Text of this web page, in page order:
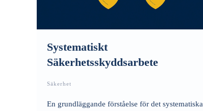
Systematiskt
Säkerhetsskyddsarbete
Säkerhet
En grundläggande förståelse för det systematiska